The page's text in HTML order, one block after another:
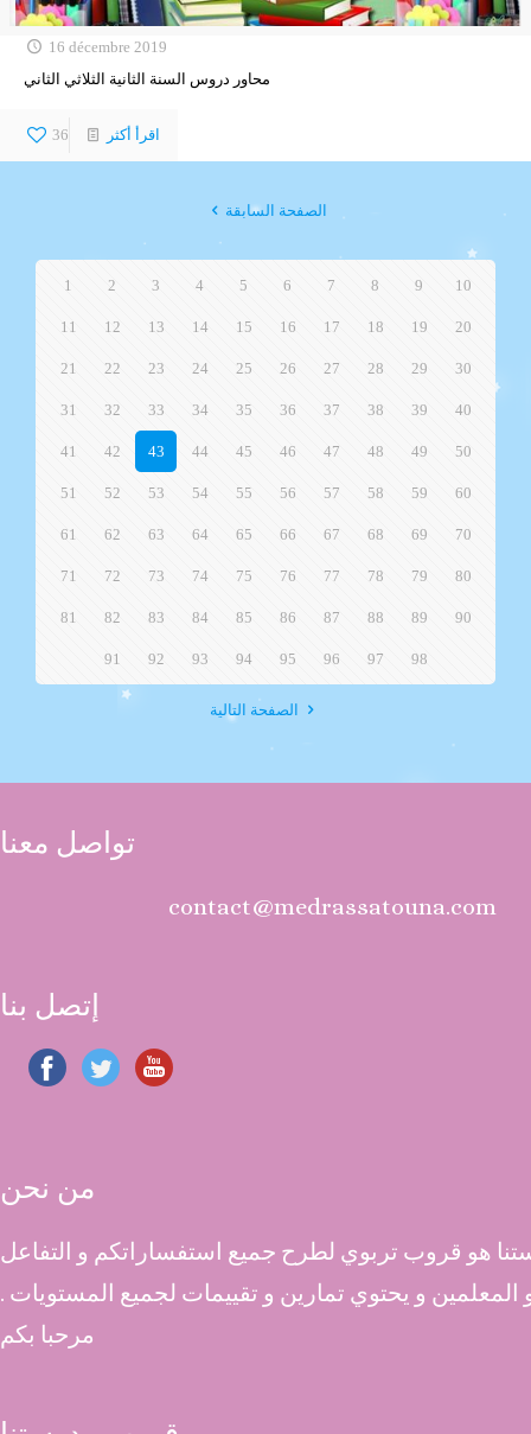
16 décembre 2019
محاور دروس السنة الثانية الثلاثي الثاني
36 اقرأ أكثر
الصفحة السابقة
1 2 3 4 5 6 7 8 9 10
11 12 13 14 15 16 17 18 19 20
21 22 23 24 25 26 27 28 29 30
31 32 33 34 35 36 37 38 39 40
41 42 43 44 45 46 47 48 49 50
51 52 53 54 55 56 57 58 59 60
61 62 63 64 65 66 67 68 69 70
71 72 73 74 75 76 77 78 79 80
81 82 83 84 85 86 87 88 89 90
91 92 93 94 95 96 97 98
الصفحة التالية
تواصل معنا
contact@medrassatouna.com
إتصل بنا
من نحن
هو قروب تربوي لطرح جميع استفساراتكم و التفاعل
و المعلمين و يحتوي تمارين و تقييمات لجميع المستويات .
مرحبا بكم